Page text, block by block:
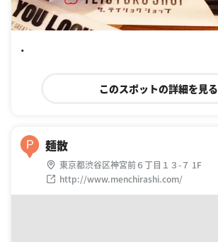
・
このスポットの詳細を見る
P 麺散
東京都渋谷区神宮前６丁目１３-７ 1F
http://www.menchirashi.com/